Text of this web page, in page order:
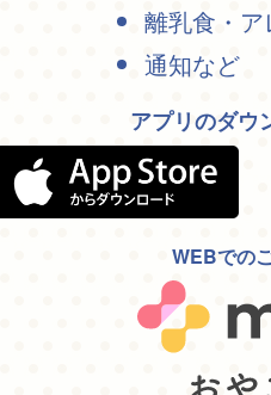
離乳食・
通知など
アプリのダウ
WEBでの